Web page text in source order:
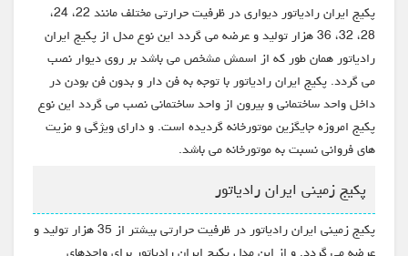
پکیج ایران رادیاتور دیواری در ظرفیت حرارتی مختلف مانند 22، 24،
28، 32، 36 هزار تولید و عرضه می گردد این نوع مدل از پکیج ایران
رادیاتور همان طور که از اسمش مشخص می باشد بر روی دیوار نصب
می گردد. پکیج ایران رادیاتور با توجه به فن دار و بدون فن بودن در
داخل واحد ساختمانی و بیرون از واحد ساختمانی نصب می گردد این نوع
پکیج امروزه جایگزین موتورخانه گردیده است. و دارای ویژگی و مزیت
های فروانی نسبت به موتورخانه می باشد.
پکیج زمینی ایران رادیاتور
پکیج زمینی ایران رادیاتور در ظرفیت حرارتی بیشتر از 35 هزار تولید و